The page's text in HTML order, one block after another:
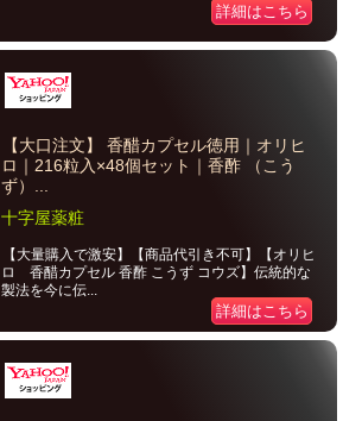
詳細はこちら
【大口注文】 香醋カプセル徳用｜オリヒ
ロ｜216粒入×48個セット｜香酢 （こう
ず）...
十字屋薬粧
【大量購入で激安】【商品代引き不可】【オリヒ
ロ 香醋カプセル 香酢 こうず コウズ】伝統的な
製法を今に伝...
詳細はこちら